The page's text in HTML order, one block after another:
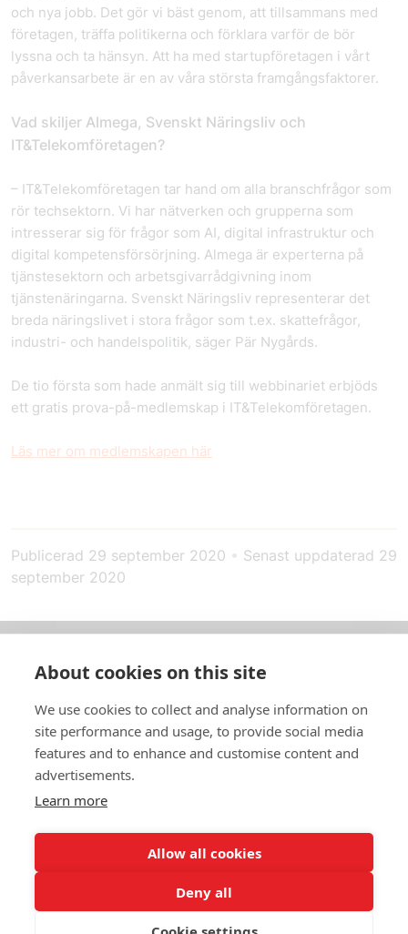
och nya jobb. Det gör vi bäst genom, att tillsammans med
företagen, träffa politikerna och förklara varför de bör
lyssna och ta hänsyn. Att ha med startupföretagen i vårt
påverkansarbete är en av våra största framgångsfaktorer.
Vad skiljer Almega, Svenskt Näringsliv och
IT&Telekomföretagen?
– IT&Telekomföretagen tar hand om alla branschfrågor som
rör techsektorn. Vi har nätverken och grupperna som
intresserar sig för frågor som AI, digital infrastruktur och
digital kompetensförsörjning. Almega är experterna på
tjänstesektorn och arbetsgivarrådgivning inom
tjänstenäringarna. Svenskt Näringsliv representerar det
breda näringslivet i stora frågor som t.ex. skattefrågor,
industri- och handelspolitik, säger Pär Nygårds.
De tio första som hade anmält sig till webbinariet erbjöds
ett gratis prova-på-medlemskap i IT&Telekomföretagen.
Läs mer om medlemskapen här
Publicerad 29 september 2020 • Senast uppdaterad 29
september 2020
In English
Standardavtal
Snabblänkar
In English
Dataskyddspolicy
About cookies on this site
We use cookies to collect and analyse information on
site performance and usage, to provide social media
features and to enhance and customise content and
advertisements.
Learn more
Allow all cookies
Deny all